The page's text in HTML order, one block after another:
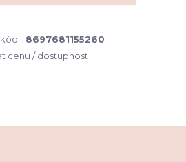
8697681155260
cenu / dostupnost